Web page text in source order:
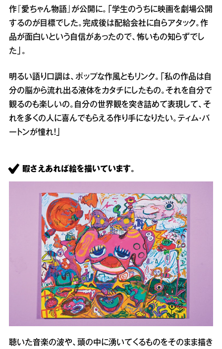
作『愛ちゃん物語』が公開に。「学生のうちに映画を劇場公開
するのが目標でした。完成後は配給会社に自らアタック。作
品が面白いという自信があったので、怖いもの知らずでし
た」。
明るい語り口調は、ポップな作風ともリンク。「私の作品は自
分の脳から流れ出る液体をカタチにしたもの。それを自分で
観るのも楽しいの。自分の世界観を突き詰めて表現して、そ
れを多くの人に喜んでもらえる作り手になりたい。ティム・バ
ートンが憧れ！」
暇さえあれば絵を描いています。
聴いた音楽の波や、頭の中に湧いてくるものをそのまま描き